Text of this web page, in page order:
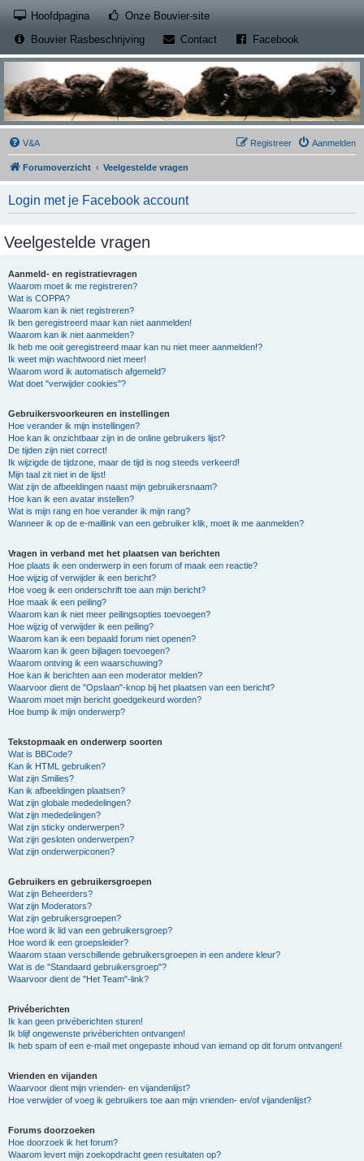
Hoofdpagina Onze Bouvier-site(Opens a new tab)
Bouvier Rasbeschrijving
Contact(Opens a new tab)
Facebook
V&A Aanmelden
Registreer
Forumoverzicht Veelgestelde vragen
Login met je Facebook account
Veelgestelde vragen
Aanmeld- en registratievragen
Waarom moet ik me registreren?
Wat is COPPA?
Waarom kan ik niet registreren?
Ik ben geregistreerd maar kan niet aanmelden!
Waarom kan ik niet aanmelden?
Ik heb me ooit geregistreerd maar kan nu niet meer aanmelden!?
Ik weet mijn wachtwoord niet meer!
Waarom word ik automatisch afgemeld?
Wat doet "verwijder cookies"?
Gebruikersvoorkeuren en instellingen
Hoe verander ik mijn instellingen?
Hoe kan ik onzichtbaar zijn in de online gebruikers lijst?
De tijden zijn niet correct!
Ik wijzigde de tijdzone, maar de tijd is nog steeds verkeerd!
Mijn taal zit niet in de lijst!
Wat zijn de afbeeldingen naast mijn gebruikersnaam?
Hoe kan ik een avatar instellen?
Wat is mijn rang en hoe verander ik mijn rang?
Wanneer ik op de e-maillink van een gebruiker klik, moet ik me aanmelden?
Vragen in verband met het plaatsen van berichten
Hoe plaats ik een onderwerp in een forum of maak een reactie?
Hoe wijzig of verwijder ik een bericht?
Hoe voeg ik een onderschrift toe aan mijn bericht?
Hoe maak ik een peiling?
Waarom kan ik niet meer peilingsopties toevoegen?
Hoe wijzig of verwijder ik een peiling?
Waarom kan ik een bepaald forum niet openen?
Waarom kan ik geen bijlagen toevoegen?
Waarom ontving ik een waarschuwing?
Hoe kan ik berichten aan een moderator melden?
Waarvoor dient de "Opslaan"-knop bij het plaatsen van een bericht?
Waarom moet mijn bericht goedgekeurd worden?
Hoe bump ik mijn onderwerp?
Tekstopmaak en onderwerp soorten
Wat is BBCode?
Kan ik HTML gebruiken?
Wat zijn Smilies?
Kan ik afbeeldingen plaatsen?
Wat zijn globale mededelingen?
Wat zijn mededelingen?
Wat zijn sticky onderwerpen?
Wat zijn gesloten onderwerpen?
Wat zijn onderwerpiconen?
Gebruikers en gebruikersgroepen
Wat zijn Beheerders?
Wat zijn Moderators?
Wat zijn gebruikersgroepen?
Hoe word ik lid van een gebruikersgroep?
Hoe word ik een groepsleider?
Waarom staan verschillende gebruikersgroepen in een andere kleur?
Wat is de "Standaard gebruikersgroep"?
Waarvoor dient de "Het Team"-link?
Privéberichten
Ik kan geen privéberichten sturen!
Ik blijf ongewenste privéberichten ontvangen!
Ik heb spam of een e-mail met ongepaste inhoud van iemand op dit forum ontvangen!
Vrienden en vijanden
Waarvoor dient mijn vrienden- en vijandenlijst?
Hoe verwijder of voeg ik gebruikers toe aan mijn vrienden- en/of vijandenlijst?
Forums doorzoeken
Hoe doorzoek ik het forum?
Waarom levert mijn zoekopdracht geen resultaten op?